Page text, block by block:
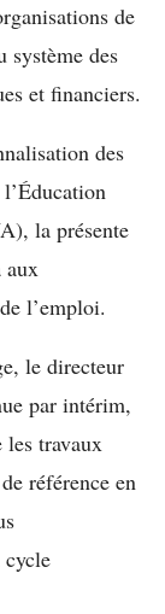
de
système des
et financiers.
des
la présente
aux
l’emploi.
le directeur
par intérim,
les travaux
référence en
cycle